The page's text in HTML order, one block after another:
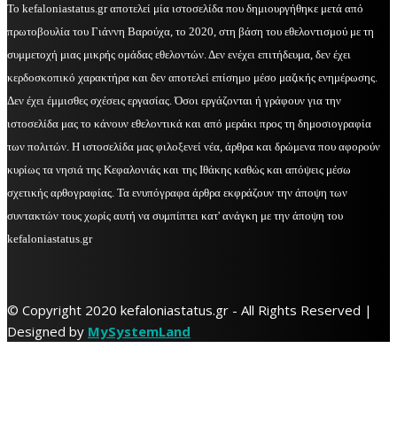
Το kefaloniastatus.gr αποτελεί μία ιστοσελίδα που δημιουργήθηκε μετά από
πρωτοβουλία του Γιάννη Βαρούχα, το 2020, στη βάση του εθελοντισμού με τη
συμμετοχή μιας μικρής ομάδας εθελοντών. Δεν ενέχει επιτήδευμα, δεν έχει
κερδοσκοπικό χαρακτήρα και δεν αποτελεί επίσημο μέσο μαζικής ενημέρωσης.
Δεν έχει έμμισθες σχέσεις εργασίας. Όσοι εργάζονται ή γράφουν για την
ιστοσελίδα μας το κάνουν εθελοντικά και από μεράκι προς τη δημοσιογραφία
των πολιτών. Η ιστοσελίδα μας φιλοξενεί νέα, άρθρα και δρώμενα που αφορούν
κυρίως τα νησιά της Κεφαλονιάς και της Ιθάκης καθώς και απόψεις μέσω
σχετικής αρθογραφίας. Τα ενυπόγραφα άρθρα εκφράζουν την άποψη των
συντακτών τους χωρίς αυτή να συμπίπτει κατ' ανάγκη με την άποψη του
kefaloniastatus.gr
© Copyright 2020 kefaloniastatus.gr - All Rights Reserved |
Designed by MySystemLand